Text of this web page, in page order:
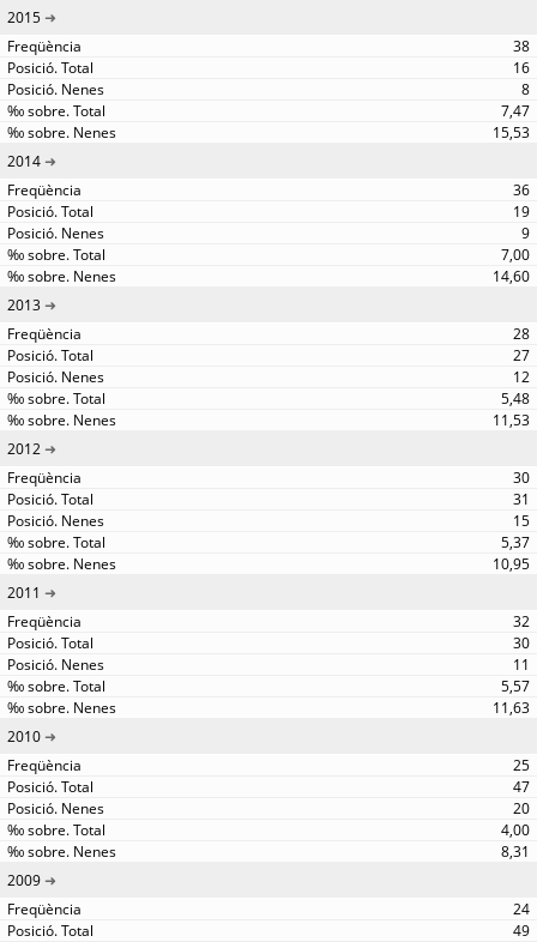
2015
38
16
8
7,47
15,53
2014
36
19
9
7,00
14,60
2013
28
27
12
5,48
11,53
2012
30
31
15
5,37
10,95
2011
32
30
11
5,57
11,63
2010
25
47
20
4,00
8,31
2009
24
49